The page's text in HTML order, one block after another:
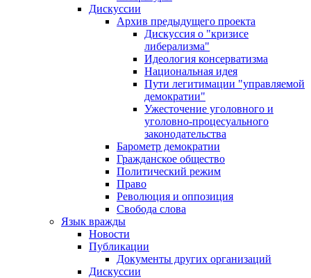
Дискуссии
Архив предыдущего проекта
Дискуссия о "кризисе
либерализма"
Идеология консерватизма
Национальная идея
Пути легитимации "управляемой
демократии"
Ужесточение уголовного и
уголовно-процесуального
законодательства
Барометр демократии
Гражданское общество
Политический режим
Право
Революция и оппозиция
Свобода слова
Язык вражды
Новости
Публикации
Документы других организаций
Дискуссии